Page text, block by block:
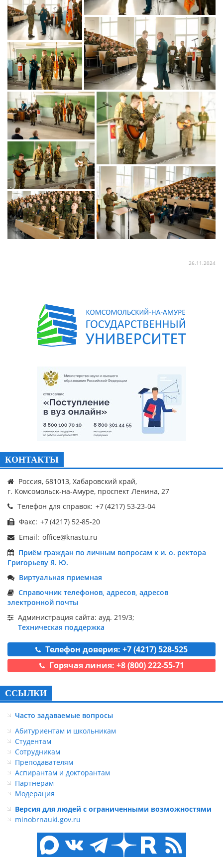
26.11.2024
КОНТАКТЫ
Россия, 681013, Хабаровский край,
г. Комсомольск-на-Амуре, проспект Ленина, 27
Телефон для справок:
Факс:
Email:
Приём граждан по личным вопросам к и. о. ректора
Григорьеву Я. Ю.
Виртуальная приемная
Справочник телефонов, адресов, адресов
электронной почты
Администрация сайта: ауд. 219/3;
Техническая поддержка
Телефон доверия: +7 (4217) 528-525
Горячая линия: +8 (800) 222-55-71
ССЫЛКИ
Часто задаваемые вопросы
Абитуриентам и школьникам
Студентам
Сотрудникам
Преподавателям
Аспирантам и докторантам
Партнерам
Модерация
Версия для людей с ограниченными возможностями
minobrnauki.gov.ru